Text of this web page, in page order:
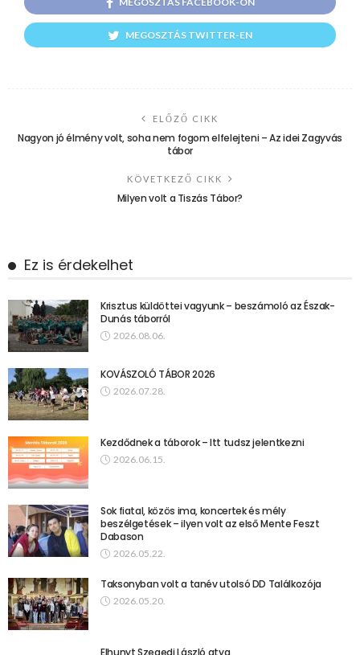
MEGOSZTÁS TWITTER-EN
ELŐZŐ CIKK
Nagyon jó élmény volt, soha nem fogom elfelejteni – Az idei Zagyvás
tábor
KÖVETKEZŐ CIKK
Milyen volt a Tiszás Tábor?
Ez is érdekelhet
Krisztus küldöttei vagyunk – beszámoló az Észak-
Dunás táborról
2026.08.06.
KOVÁSZOLÓ TÁBOR 2026
2026.07.28.
Kezdődnek a táborok – Itt tudsz jelentkezni
2026.06.15.
Sok fiatal, közös ima, koncertek és mély
beszélgetések – ilyen volt az első Mente Feszt
Dabason
2026.05.22.
Taksonyban volt a tanév utolsó DD Találkozója
2026.05.20.
Elhunyt Szegedi László atya